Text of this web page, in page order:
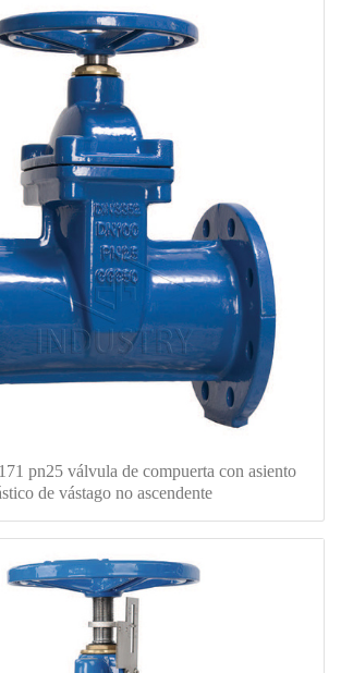
pn25 válvula de compuerta con asiento
de vástago no ascendente